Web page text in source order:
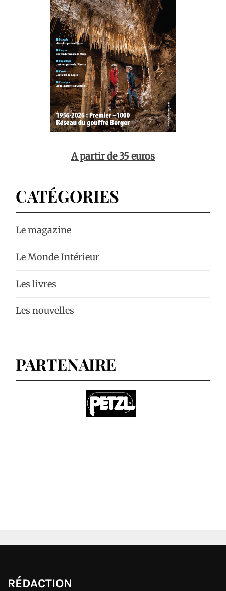
A partir de 35 euros
CATÉGORIES
Le magazine
Le Monde Intérieur
Les livres
Les nouvelles
PARTENAIRE
RÉDACTION